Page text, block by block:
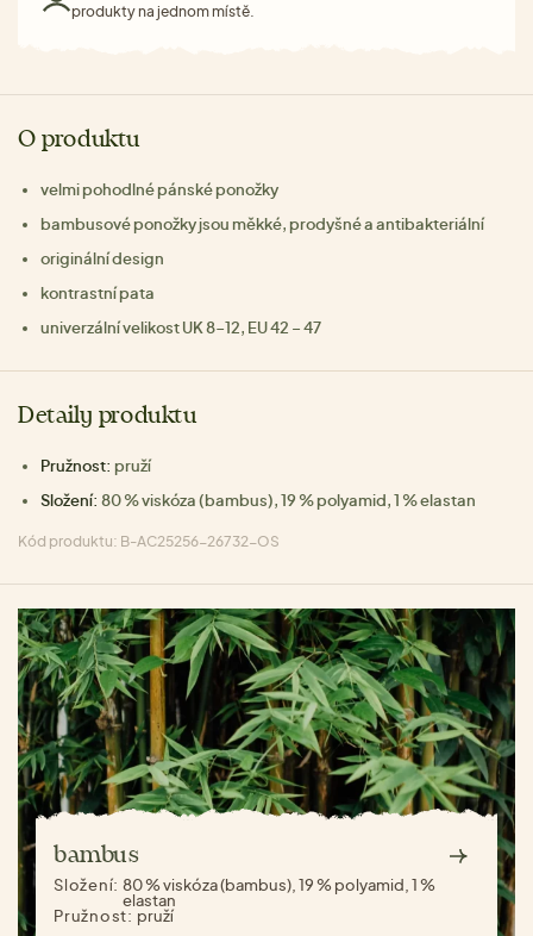
produkty na jednom místě.
O produktu
velmi pohodlné pánské ponožky
bambusové ponožky jsou měkké, prodyšné a antibakteriální
originální design
kontrastní pata
univerzální velikost UK 8-12, EU 42 – 47
Detaily produktu
Pružnost: pruží
Složení: 80 % viskóza (bambus), 19 % polyamid, 1 % elastan
Kód produktu: B-AC25256-26732-OS
bambus
Složení:80 % viskóza (bambus), 19 % polyamid, 1 %
elastan
Pružnost: pruží